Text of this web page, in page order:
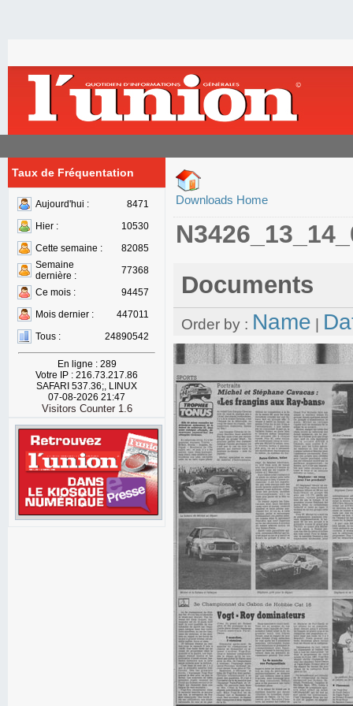
Taux de Fréquentation
Aujourd'hui :
8471
Hier :
10530
Cette semaine :
82085
Semaine
dernière :
77368
Ce mois :
94457
Mois dernier :
447011
Tous :
24890542
En ligne : 289
Votre IP : 216.73.217.86
SAFARI 537.36;, LINUX
07-08-2026 21:47
Visitors Counter 1.6
Downloads Home
Documents
Order by : Name